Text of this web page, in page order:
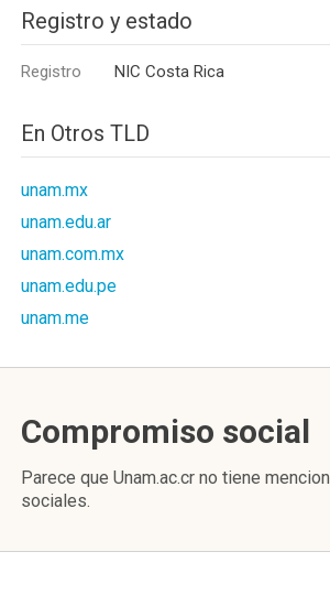
Registro y estado
Registro NIC Costa Rica
En Otros TLD
unam.mx
unam.edu.ar
unam.com.mx
unam.edu.pe
unam.me
Compromiso social
Parece que Unam.ac.cr no tiene
sociales.